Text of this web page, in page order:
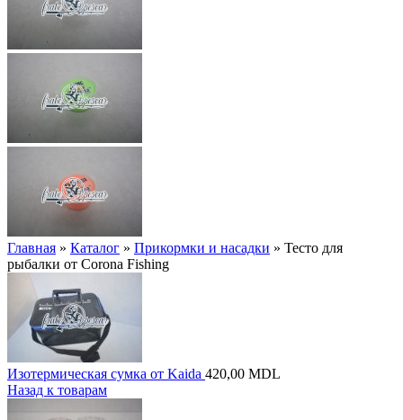
Главная » Каталог » Прикормки и насадки » Тесто для
рыбалки от Corona Fishing
Изотермическая сумка от Kaida 420,00 MDL
Назад к товарам